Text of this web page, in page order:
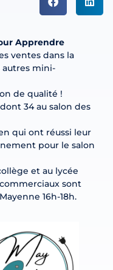
Apprendre
ventes dans la
autres mini-
de qualité !
34 au salon des
qui ont réussi leur
pour le salon
et au lycée
sont
16h-18h.